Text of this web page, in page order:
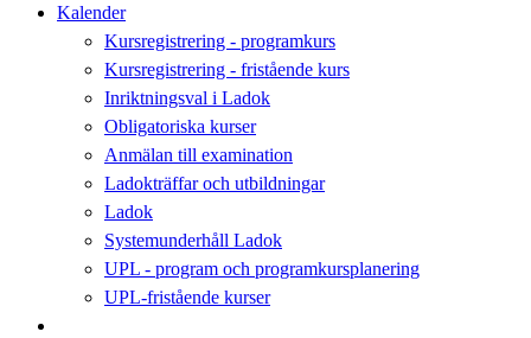
Kalender
Kursregistrering - programkurs
Kursregistrering - fristående kurs
Inriktningsval i Ladok
Obligatoriska kurser
Anmälan till examination
Ladokträffar och utbildningar
Ladok
Systemunderhåll Ladok
UPL - program och programkursplanering
UPL-fristående kurser